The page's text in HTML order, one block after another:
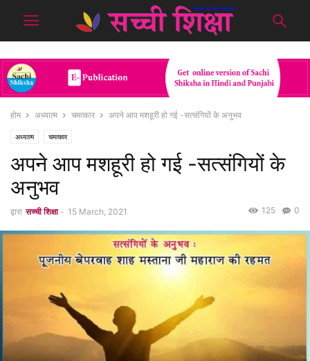
होम अध्यात्म चमत्कार अपने आप मशहूरी हो गई -सत्संगियों के अनुभव
अध्यात्म चमत्कार
अपने आप मशहूरी हो गई -सत्संगियों के
अनुभव
द्वारा सच्ची शिक्षा - 15 March, 2021 0
125